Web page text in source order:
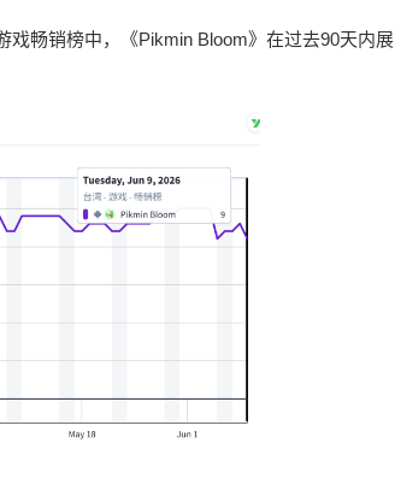
戏畅销榜中，《Pikmin Bloom》在过去90天内展